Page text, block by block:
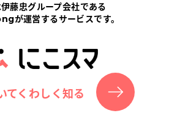
藤忠グループ会社である
が運営するサービスです。
てくわしく知る